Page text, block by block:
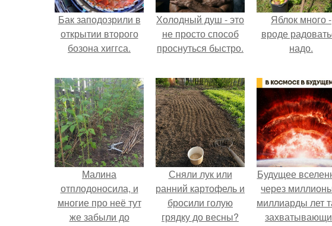
Бак заподозрили в
открытии второго
бозона хиггса.
Холодный душ - это
не просто способ
проснуться быстро.
Яблок много -
вроде
надо.
Малина
отплодоносила, и
многие про неё тут
же забыли до
Сняли лук или
ранний картофель и
бросили голую
грядку до весны?
Будущее
через
миллиарды лет